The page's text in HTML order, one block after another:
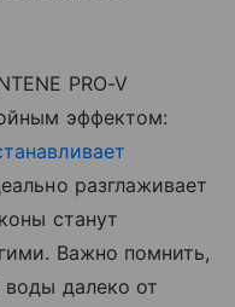
PRO-V
эффектом:
разглаживает
станут
Важно помнить,
воды далеко от